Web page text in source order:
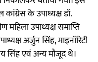
के उपाध्यक्ष डॉ.
महिला उपाध्यक्ष समाप्ति
अर्जुन सिंह, माइनॉरिटी
सिंह एवं अन्य मौजूद थे।